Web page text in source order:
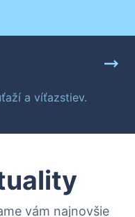
a víťazstiev.
vám najnovšie